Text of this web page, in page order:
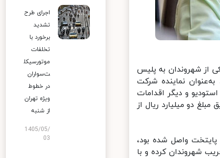
شهروندان به پلیس
نماینده شرکت
و دیگر اقدامات
دو میلیارد ریال از
واصل شده بود،
شهروندان کرده و با
اجرای طرح
تشدید
برخورد با
تخلفات
موتورسیکل
ت‌سواران
در خطوط
ویژه تهران
از شنبه
1405/05/
03